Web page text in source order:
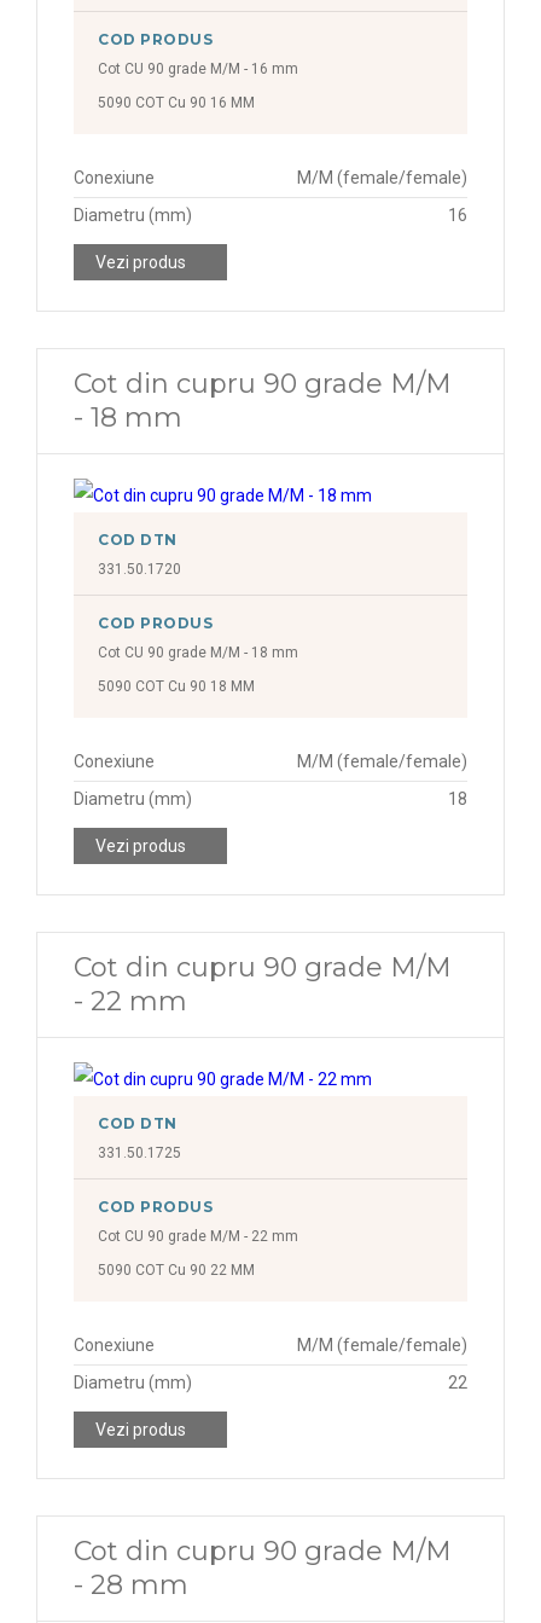
COD PRODUS
Cot CU 90 grade M/M - 16 mm
5090 COT Cu 90 16 MM
Conexiune
M/M (female/female)
Diametru (mm)
16
Vezi produs
Cot din cupru 90 grade M/M
- 18 mm
COD DTN
331.50.1720
COD PRODUS
Cot CU 90 grade M/M - 18 mm
5090 COT Cu 90 18 MM
Conexiune
M/M (female/female)
Diametru (mm)
18
Vezi produs
Cot din cupru 90 grade M/M
- 22 mm
COD DTN
331.50.1725
COD PRODUS
Cot CU 90 grade M/M - 22 mm
5090 COT Cu 90 22 MM
Conexiune
M/M (female/female)
Diametru (mm)
22
Vezi produs
Cot din cupru 90 grade M/M
- 28 mm